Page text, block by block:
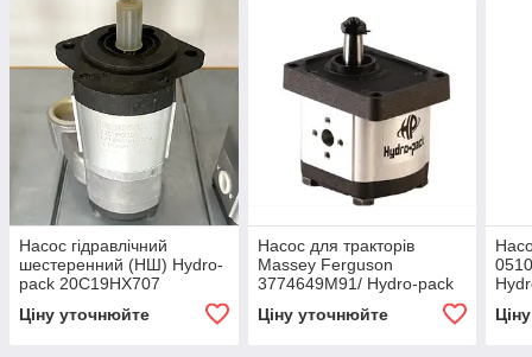
Насос гідравлічний
шестеренний (НШ) Hydro-
pack 20C19HX707
Ціну уточнюйте
Насос для тракторів
Massey Ferguson
3774649M91/ Hydro-pack
Ціну уточнюйте